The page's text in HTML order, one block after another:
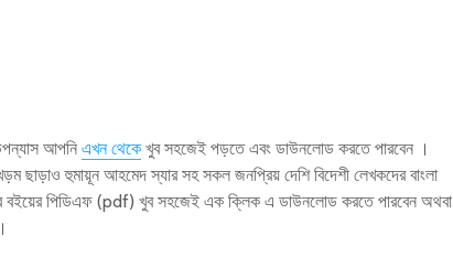
আপনি এখন থেকে খুব সহজেই পড়তে এবং ডাউনলোড করতে পারবেন ।
হুমায়ূন আহমেদ স্যার সহ সকল জনপ্রিয় দেশি বিদেশী লেখকদের বাংলা
বইয়ের পিডিএফ (pdf) খুব সহজেই এক ক্লিক এ ডাউনলোড করতে পারবেন অথবা